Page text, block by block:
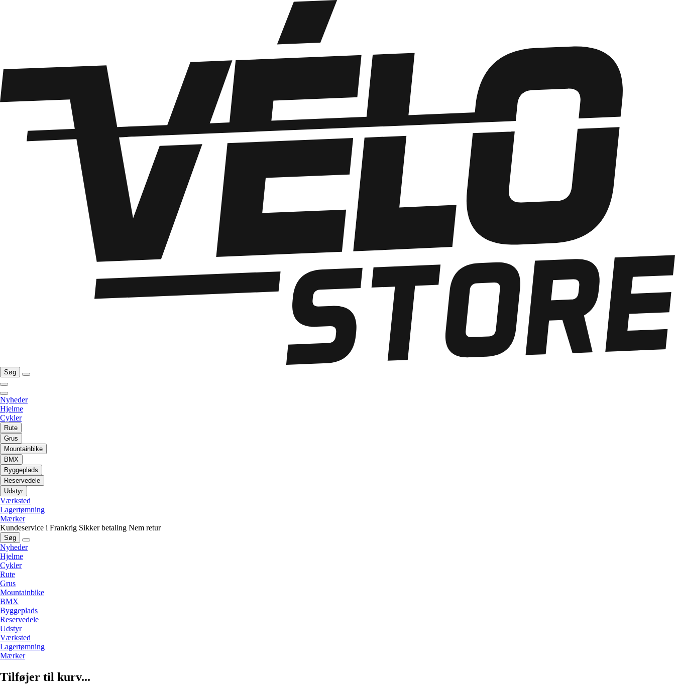
Søg
Nyheder
Hjelme
Cykler
Rute
Grus
Mountainbike
BMX
Byggeplads
Reservedele
Udstyr
Værksted
Lagertømning
Mærker
Kundeservice i Frankrig Sikker betaling Nem retur
Søg
Nyheder
Hjelme
Cykler
Rute
Grus
Mountainbike
BMX
Byggeplads
Reservedele
Udstyr
Værksted
Lagertømning
Mærker
Tilføjer til kurv...